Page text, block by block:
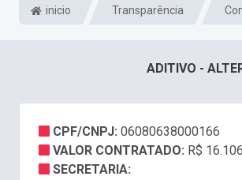
inicio Transparência
ADITIVO -
CPF/CNPJ: 06080638000166
VALOR CONTRATADO: R$
SECRETARIA: